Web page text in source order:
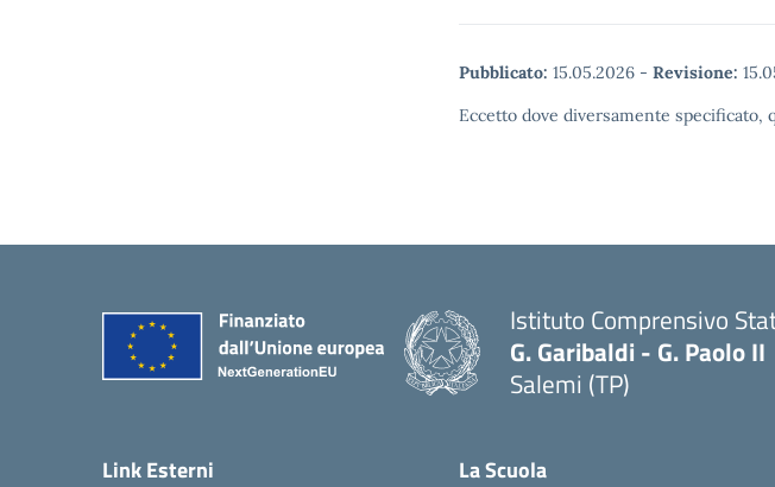
Pubblicato: 15.05.2026 - Revisione:
Eccetto dove diversamente
Istituto Comprensivo
G. Garibaldi - G. Paolo II
Salemi (TP)
Link Esterni La Scuola